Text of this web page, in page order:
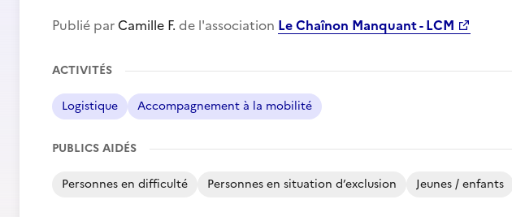
Publié par Camille F. de l'association Le Chaînon Manquant - LCM
ACTIVITÉS
Logistique Accompagnement à la mobilité
PUBLICS AIDÉS
Personnes en difficulté Personnes en situation d’exclusion Jeunes / enfants